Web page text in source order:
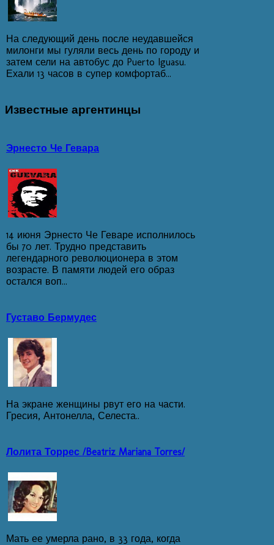
На следующий день после неудавшейся
милонги мы гуляли весь день по городу и
затем сели на автобус до Puerto Iguasu.
Ехали 13 часов в супер комфортаб...
Известные аргентинцы
Эрнесто Че Гевара
14 июня Эрнесто Че Геваре исполнилось
бы 70 лет. Трудно представить
легендарного революционера в этом
возрасте. В памяти людей его образ
остался воп...
Густаво Бермудес
На экране женщины рвут его на части.
Гресия, Антонелла, Селеста..
Лолита Торрес /Beatriz Mariana Torres/
Мать ее умерла рано, в 33 года, когда